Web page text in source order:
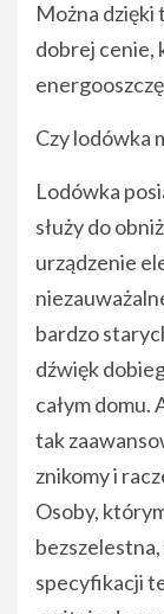
Można dzięki
dobrej cenie,
Czy lodówka
Lodówka
służy do
urządzenie
bardzo
dźwięk
całym domu.
tak
znikomy i
Osoby,
specyfikacji